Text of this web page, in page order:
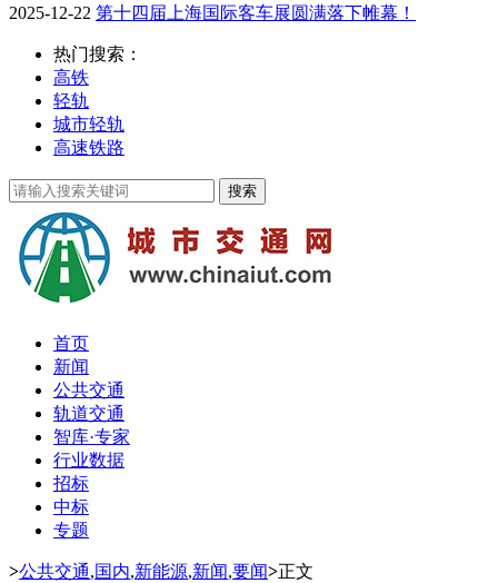
2025-12-22 第十四届上海国际客车展圆满落下帷幕！
热门搜索：
高铁
轻轨
城市轻轨
高速铁路
首页
新闻
公共交通
轨道交通
智库·专家
行业数据
招标
中标
专题
>公共交通,国内,新能源,新闻,要闻>正文